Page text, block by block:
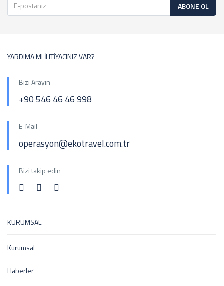
ABONE OL
YARDIMA MI İHTİYACINIZ VAR?
Bizi Arayın
+90 546 46 46 998
E-Mail
operasyon@ekotravel.com.tr
Bizi takip edin
KURUMSAL
Kurumsal
Haberler